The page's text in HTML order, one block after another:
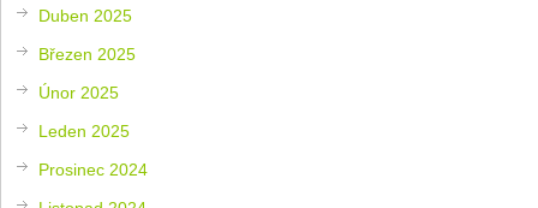
Duben 2025
Březen 2025
Únor 2025
Leden 2025
Prosinec 2024